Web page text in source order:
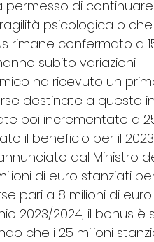
permesso di
psicologica o
rimane confermato a
subito variazioni.
ha ricevuto un
destinate a questo
poi incrementate a
il beneficio per il
dal Ministro
di euro stanziati
pari a 8 milioni di euro.
2023/2024, il bonus
che i 25 milioni